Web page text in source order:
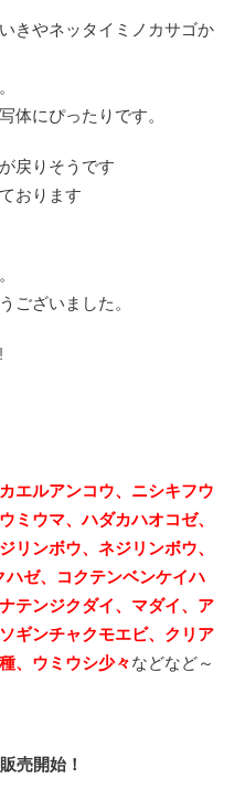
きやネッタイミノカサゴか
にぴったりです。
戻りそうです
おります
ございました。
エルアンコウ、ニシキフウ
ミウマ、ハダカハオコゼ、
リンボウ、ネジリンボウ、
ゼ、コクテンベンケイハ
テンジクダイ、マダイ、ア
ギンチャクモエビ、クリア
、 ウミウシ少々などなど～
売開始！